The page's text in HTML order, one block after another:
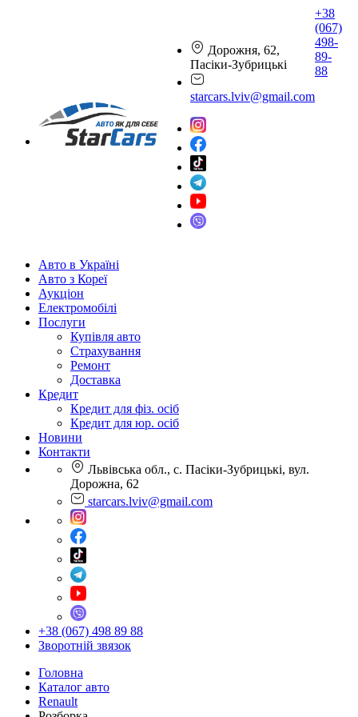
Дорожня, 62,
Пасіки-Зубрицькі
starcars.lviv@gmail.com
+38
(067)
498-
89-
88
Авто в Україні
Авто з Кореї
Аукціон
Електромобілі
Послуги
Купівля авто
Страхування
Ремонт
Доставка
Кредит
Кредит для фіз. осіб
Кредит для юр. осіб
Новини
Контакти
Львівська обл., с. Пасіки-Зубрицькі, вул.
Дорожна, 62
starcars.lviv@gmail.com
+38 (067) 498 89 88
Зворотній звязок
Головна
Каталог авто
Renault